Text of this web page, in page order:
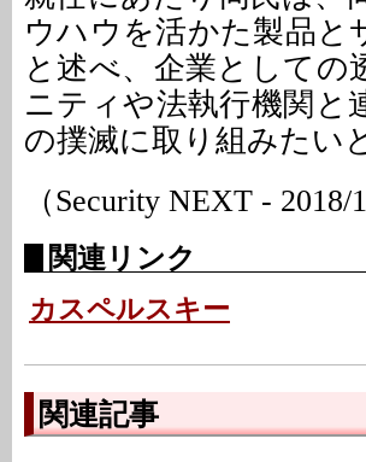
ウハウを活かた製品と
と述べ、企業としての
ニティや法執行機関と
の撲滅に取り組みたい
（Security NEXT - 2018/
関連リンク
カスペルスキー
関連記事